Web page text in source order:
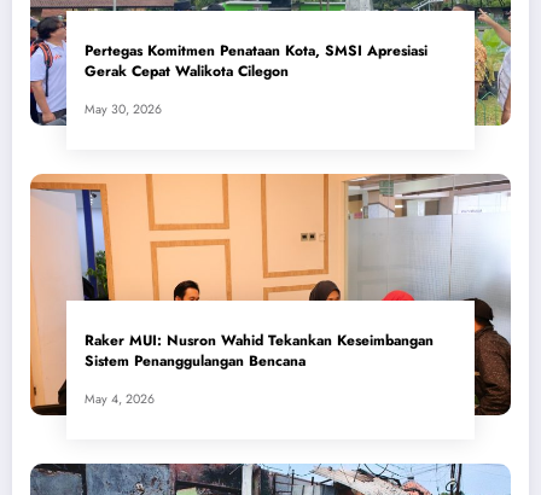
Pertegas Komitmen Penataan Kota, SMSI Apresiasi
Gerak Cepat Walikota Cilegon
May 30, 2026
​Raker MUI: Nusron Wahid Tekankan Keseimbangan
Sistem Penanggulangan Bencana
May 4, 2026